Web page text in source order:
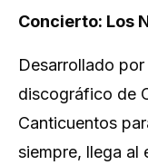
Concierto: Los
Desarrollado
discográfico de
Canticuentos
siempre, llega al